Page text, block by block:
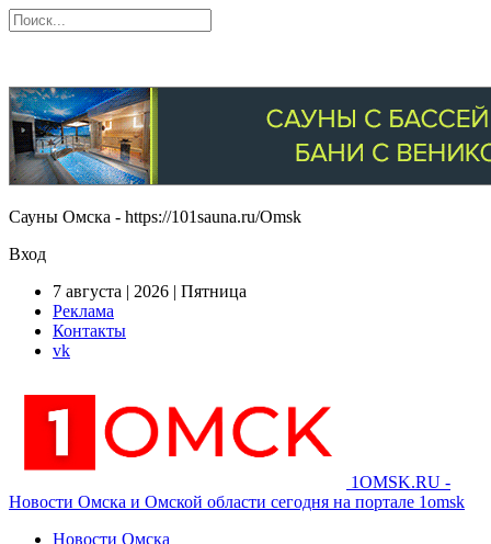
Сауны Омска - https://101sauna.ru/Omsk
Вход
7 августа | 2026 | Пятница
Реклама
Контакты
vk
1OMSK.RU -
Новости Омска и Омской области сегодня на портале 1omsk
Новости Омска